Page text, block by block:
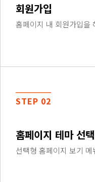
회원가입
홈페이지 내 회원가입을
STEP 02
홈페이지 테마 선택
선택형 홈페이지 보기